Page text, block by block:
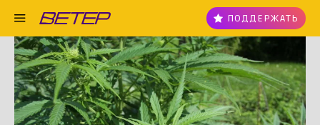
ПОДДЕРЖАТЬ